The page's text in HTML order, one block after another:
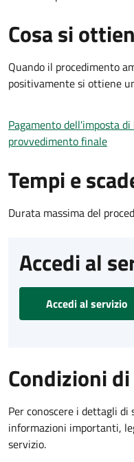
Cosa si
Quando il procedimento
positivamente si ottiene
Pagamento dell'imposta
provvedimento finale
Tempi e
Durata massima del
Accedi al
Accedi al servizio
Condizioni
Per conoscere i dettagli
informazioni importanti,
servizio.